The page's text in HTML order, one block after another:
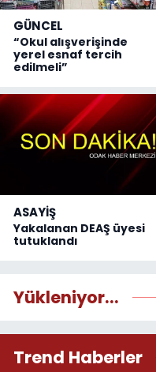
GÜNCEL
“Okul alışverişinde
yerel esnaf tercih
edilmeli”
ASAYİŞ
Yakalanan DEAŞ üyesi
tutuklandı
Yükleniyor...
Trend Haberler